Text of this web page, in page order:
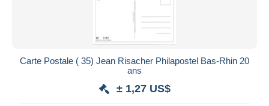
Carte Postale ( 35) Jean Risacher Philapostel Bas-Rhin 20
ans
± 1,27 US$